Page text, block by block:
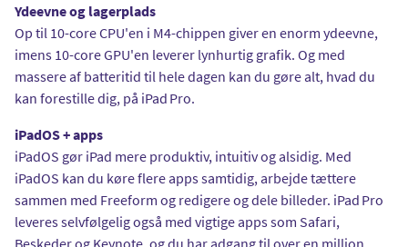
Ydeevne og lagerplads
Op til 10-core CPU'en i M4-chippen giver en enorm ydeevne,
imens 10-core GPU'en leverer lynhurtig grafik. Og med
massere af batteritid til hele dagen kan du gøre alt, hvad du
kan forestille dig, på iPad Pro.
iPadOS + apps
iPadOS gør iPad mere produktiv, intuitiv og alsidig. Med
iPadOS kan du køre flere apps samtidig, arbejde tættere
sammen med Freeform og redigere og dele billeder. iPad Pro
leveres selvfølgelig også med vigtige apps som Safari,
Beskeder og Keynote, og du har adgang til over en million